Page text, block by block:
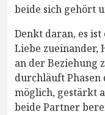
beide sich gehört
Denkt daran, es
Liebe zueinander,
an der Beziehung
durchläuft
möglich, gestärkt
beide Partner